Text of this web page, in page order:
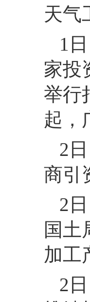
天气
1
家投
举行
起，
2
商引
2
国土
加工
2